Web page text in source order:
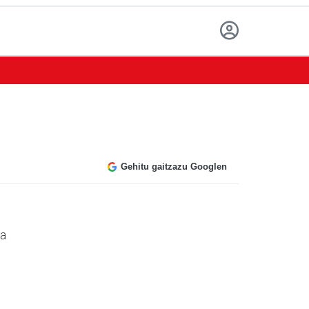
Gehitu gaitzazu Googlen